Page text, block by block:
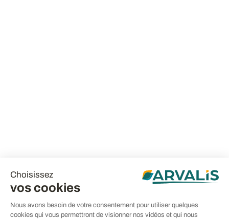
Choisissez
vos cookies
Nous avons besoin de votre consentement pour utiliser quelques
cookies qui vous permettront de visionner nos vidéos et qui nous